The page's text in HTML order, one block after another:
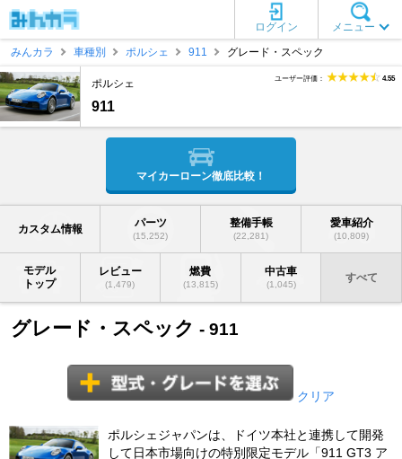
メニュー
ログイン
みんカラ
車種別 ポルシェ 911 グレード・スペック
ポルシェ
911
ユーザー評価： 4.55
マイカーローン徹底比較！
カスタム情報 パーツ
(15,252)
整備手帳
(22,281)
愛車紹介
(10,809)
モデル
トップ
レビュー
(1,479)
燃費
(13,815)
中古車
(1,045)
すべて
グレード・スペック - 911
クリア
ポルシェジャパンは、ドイツ本社と連携して開発
して日本市場向けの特別限定モデル「911 GT3 ア